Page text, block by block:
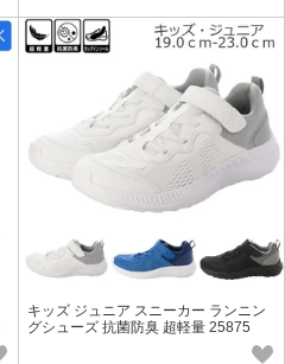
キッズ ジュニア スニーカー ランニン
グシューズ 抗菌防臭 超軽量 25875